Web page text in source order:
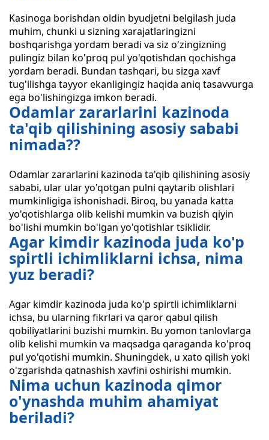
Kasinoga borishdan oldin byudjetni belgilash juda
muhim, chunki u sizning xarajatlaringizni
boshqarishga yordam beradi va siz o'zingizning
pulingiz bilan ko'proq pul yo'qotishdan qochishga
yordam beradi. Bundan tashqari, bu sizga xavf
tug'ilishga tayyor ekanligingiz haqida aniq tasavvurga
ega bo'lishingizga imkon beradi.
Odamlar zararlarini kazinoda
ta'qib qilishining asosiy sababi
nimada??
Odamlar zararlarini kazinoda ta'qib qilishining asosiy
sababi, ular ular yo'qotgan pulni qaytarib olishlari
mumkinligiga ishonishadi. Biroq, bu yanada katta
yo'qotishlarga olib kelishi mumkin va buzish qiyin
bo'lishi mumkin bo'lgan yo'qotishlar tsiklidir.
Agar kimdir kazinoda juda ko'p
spirtli ichimliklarni ichsa, nima
yuz beradi?
Agar kimdir kazinoda juda ko'p spirtli ichimliklarni
ichsa, bu ularning fikrlari va qaror qabul qilish
qobiliyatlarini buzishi mumkin. Bu yomon tanlovlarga
olib kelishi mumkin va maqsadga qaraganda ko'proq
pul yo'qotishi mumkin. Shuningdek, u xato qilish yoki
o'zgarishda qatnashish xavfini oshirishi mumkin.
Nima uchun kazinoda qimor
o'ynashda muhim ahamiyat
beriladi?